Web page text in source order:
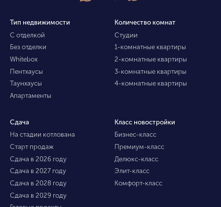
Тип недвижимости
С отделкой
Без отделки
Whitebox
Пентхаусы
Таунхаусы
Апартаменты
Количество комнат
Студии
1-комнатные квартиры
2-комнатные квартиры
3-комнатные квартиры
4-комнатные квартиры
Сдача
На стадии котлована
Старт продаж
Сдача в 2026 году
Сдача в 2027 году
Сдача в 2028 году
Сдача в 2029 году
Класс новостройки
Бизнес-класс
Премиум-класс
Делюкс-класс
Элит-класс
Комфорт-класс